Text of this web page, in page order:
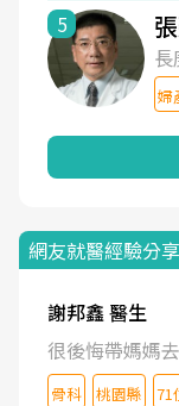
5
婦
網友就醫經驗分享
謝邦鑫 醫生
很後悔帶媽媽
骨科 桃園縣 71